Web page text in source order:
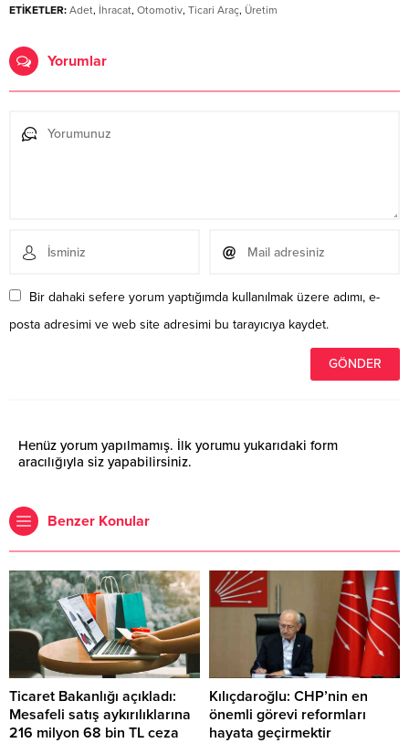
ETİKETLER: Adet, İhracat, Otomotiv, Ticari Araç, Üretim
Yorumlar
Bir dahaki sefere yorum yaptığımda kullanılmak üzere adımı, e-
posta adresimi ve web site adresimi bu tarayıcıya kaydet.
Henüz yorum yapılmamış. İlk yorumu yukarıdaki form
aracılığıyla siz yapabilirsiniz.
Benzer Konular
Ticaret Bakanlığı açıkladı:
Mesafeli satış aykırılıklarına
216 milyon 68 bin TL ceza
Kılıçdaroğlu: CHP’nin en
önemli görevi reformları
hayata geçirmektir